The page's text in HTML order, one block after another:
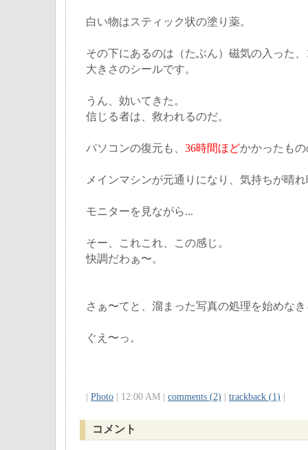
白い物はスティック状の塗り薬。
その下にあるのは（たぶん）磁気の入った
大きさのシールです。
うん、効いてきた。
信じる者は、救われるのだ。
パソコンの復元も、 36時間ほどかかったも
メインマシンが元通りになり、気持ちが晴
モニターを見ながら...
そー、これこれ、この感じ。
快調だわぁ〜。
さぁ〜てと、溜まった写真の処理を始めな
ぐえ〜っ。
Photo | 12:00 AM | comments (2) trackback (1)
コメント